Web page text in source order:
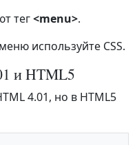
тег<menu>.
используйте CSS.
и HTML5
4.01, но в HTML5